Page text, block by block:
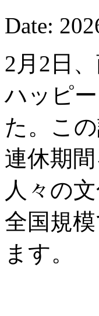
Date:
2月2日
ハッピ
た。こ
連休期
人々の
全国規
ます。